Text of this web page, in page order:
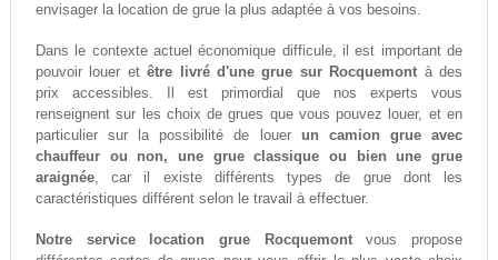
envisager la location de grue la plus adaptée à vos besoins.
Dans le contexte actuel économique difficule, il est important de
pouvoir louer etêtre livré d'une grue sur Rocquemont à des
prix accessibles. Il est primordial que nos experts vous
renseignent sur les choix de grues que vous pouvez louer, et en
particulier sur la possibilité de louer un camion grue avec
chauffeur ou non, une grue classique ou bien une grue
araignée, car il existe différents types de grue dont les
caractéristiques différent selon le travail à effectuer.
Notre service location grue Rocquemontvous propose